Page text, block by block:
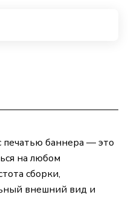
баннера — это
на любом
сборки,
внешний вид и